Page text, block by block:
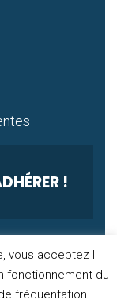
!
PUBLIGO 2020
vous acceptez l'
fonctionnement du
fréquentation.